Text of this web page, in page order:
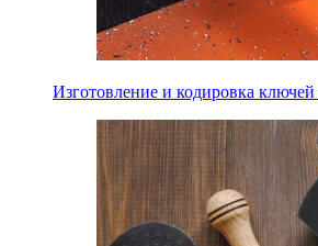
Изготовление и кодировка